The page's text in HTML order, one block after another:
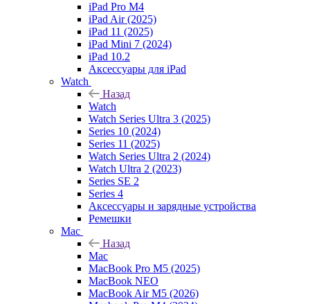
iPad Pro M4
iPad Air (2025)
iPad 11 (2025)
iPad Mini 7 (2024)
iPad 10.2
Аксессуары для iPad
Watch
Назад
Watch
Watch Series Ultra 3 (2025)
Series 10 (2024)
Series 11 (2025)
Watch Series Ultra 2 (2024)
Watch Ultra 2 (2023)
Series SE 2
Series 4
Аксессуары и зарядные устройства
Ремешки
Mac
Назад
Mac
MacBook Pro M5 (2025)
MacBook NEO
MacBook Air M5 (2026)